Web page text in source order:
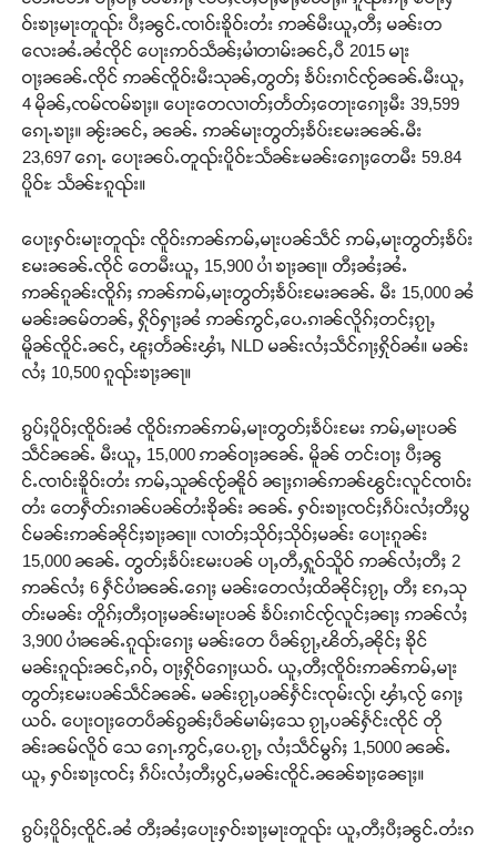
ဝ်းၶႃႈမႃးတူၺ်း ပီႈၼွင်ႉၸၢဝ်းၶိူဝ်းတႆး ဢၼ်မီးယူႇတီႈ မၼ်းတ
လေးၼႆႉၼႆၸိုင် ပေႃးဢဝ်သဵၼ်ႈမၢႆတၢမ်းၼင်ႇပီ 2015 မႃး
ဝႃႈၼၼ်ႉၸိုင် ဢၼ်ၸိူဝ်းမီးသုၼ်ႇတွတ်ႈ ၶႅပ်းၵၢင်ၸႂ်ၼၼ်ႉမီးယူႇ
4 မိုၼ်ႇၸမ်ၸမ်ၶႃႈ။ ပေႃးတေလၢတ်ႈတႅတ်ႈတေႃးၵေႃႈမီး 39,599
ၵေႃႉၶႃႈ။ ၼႂ်းၼင်ႇ ၼၼ်ႉ ဢၼ်မႃးတွတ်ႈၶႅပ်းမႄးၼၼ်ႉမီး
23,697 ၵေႃႉ ပေႃးၼပ်ႉတူၺ်းပိူဝ်ႊသႅၼ်ႊမၼ်းၵေႃႈတေမီး 59.84
ပိူဝ်ႊ သႅၼ်ႊၵူၺ်း။
ပေႃးႁဝ်းမႃးတူၺ်း ၸိူဝ်းဢၼ်ဢမ်ႇမႃးပၼ်သဵင် ဢမ်ႇမႃးတွတ်ႈၶႅပ်း
မႄးၼၼ်ႉၸိုင် တေမီးယူႇ 15,900 ပၢႆ ၶႃႈၼႃ။ တီႈၼႆႈၼႆႉ
ဢၼ်ၵူၼ်းၸိူၵ်ႈ ဢၼ်ဢမ်ႇမႃးတွတ်ႈၶႅပ်းမႄးၼၼ်ႉ မီး 15,000 ၼႆ
မၼ်းၼမ်တၼ်ႇ ႁိုဝ်ႁႃႈၼႆ ဢၼ်ဢွင်ႇပေႉၵၢၼ်လိူၵ်ႈတင်ႈၵႂႃႇ
မိူၼ်ၸိူင်ႉၼင်ႇ ၽူႈတႅၼ်းၾၢႆႇ NLD မၼ်းလႆႈသဵင်ၵႃႈႁိုဝ်ၼႆ။ မၼ်း
လႆႈ 10,500 ၵူၺ်းၶႃႈၼႃ။
ၵွပ်ႈပိူဝ်ႈၸိူဝ်းၼႆ ၸိူဝ်းဢၼ်ဢမ်ႇမႃးတွတ်ႈၶႅပ်းမႄး ဢမ်ႇမႃးပၼ်
သဵင်ၼၼ်ႉ မီးယူႇ 15,000 ဢၼ်ဝႃႈၼၼ်ႉ မိူၼ် တင်းဝႃႈ ပီႈၼွ
င်ႉၸၢဝ်းၶိူဝ်းတႆး ဢမ်ႇသူၼ်ၸႂ်ၼိူဝ် ၼႃႈၵၢၼ်ဢၼ်ၽွင်းလူင်ၸၢဝ်း
တႆး တေႁဵတ်းၵၢၼ်ပၼ်တႆးၶိုၼ်း ၼၼ်ႉ ႁဝ်းၶႃႈၸင်ႈၵဵပ်းလႆႈတီႈပွ
င်မၼ်းဢၼ်ၼိုင်ႈၶႃႈၼႃ။ လၢတ်ႈသိုဝ်ႈသိုဝ်ႈမၼ်း ပေႃးၵူၼ်း
15,000 ၼၼ်ႉ တွတ်ႈၶႅပ်းမႄးပၼ် ပႃႇတီႇႁူဝ်သိူဝ် ဢၼ်လႆႈတီႈ 2
ဢၼ်လႆႈ 6 ႁဵင်ပၢႆၼၼ်ႉၵေႃႈ မၼ်းတေလႆႈထိၼိုင်ႈၵႂႃႇ တီႈ ၵႄႇသု
တ်းမၼ်း တိူၵ်ႈတီႈဝႃႈမၼ်းမႃးပၼ် ၶႅပ်းၵၢင်ၸႂ်လူင်ႈၼႃႈ ဢၼ်လႆႈ
3,900 ပၢႆၼၼ်ႉၵူၺ်းၵေႃႈ မၼ်းတေ ပဵၼ်ၵႂႃႇၽိတ်ႇၼိုင်ႈ ၶိုင်
မၼ်းၵူၺ်းၼင်ႇၵဝ်ႇ ဝႃႈႁိုဝ်ၵေႃႈယဝ်ႉ ယူႇတီႈၸိူဝ်းဢၼ်ဢမ်ႇမႃး
တွတ်ႈမႄးပၼ်သဵင်ၼၼ်ႉ မၼ်းၵႂႃႇပၼ်ႁႅင်းၸုမ်းလႂ်၊ ၾၢႆႇလႂ် ၵေႃႈ
ယဝ်ႉ ပေႃးဝႃႈတေပဵၼ်ၵွၼ်ႈပဵၼ်မၢမ်ႈသေ ၵႂႃႇပၼ်ႁႅင်းၸိုင် တို
ၼ်းၼမ်လိူဝ် သေ ၵေႃႉဢွင်ႇပေႉၵႂႃႇ လႆႈသဵင်မွၵ်ႈ 1,5000 ၼၼ်ႉ
ယူႇ ႁဝ်းၶႃႈၸင်ႈ ၵဵပ်းလႆႈတီႈပွင်ႇမၼ်းၸိူင်ႉၼၼ်ၶႃႈၼေႃႈ။
ၵွပ်ႈပိူဝ်ႈၸိူင်ႉၼႆ တီႈၼႆႈပေႃးႁဝ်းၶႃႈမႃးတူၺ်း ယူႇတီႈပီႈၼွင်ႉတႆးၵ